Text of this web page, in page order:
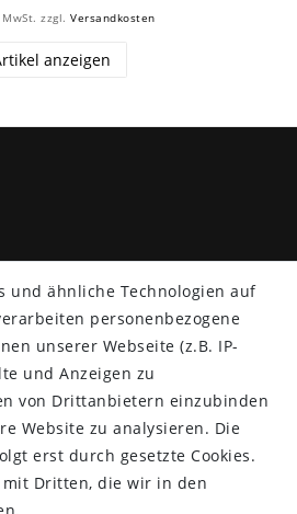
zzgl.Versandkosten
anzeigen
und ähnliche Technologien auf
personenbezogene
unserer Webseite (z.B. IP-
und Anzeigen zu
von Drittanbietern einzubinden
Website zu analysieren. Die
erst durch gesetzte Cookies.
Dritten, die wir in den